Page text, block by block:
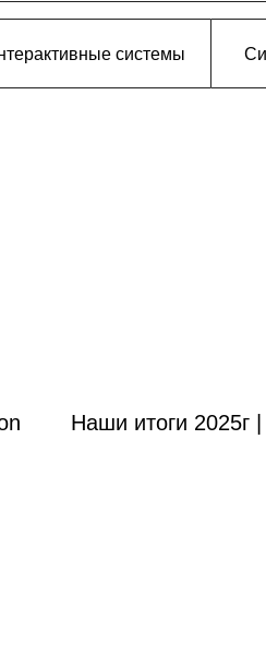
системы
Наши итоги 2025г